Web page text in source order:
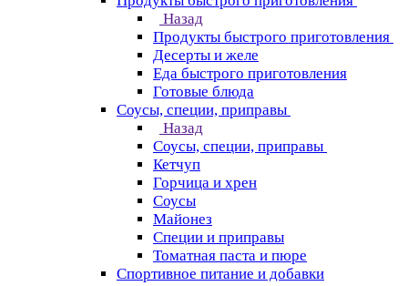
Назад
Продукты быстрого приготовления
Десерты и желе
Еда быстрого приготовления
Готовые блюда
Соусы, специи, приправы
Назад
Соусы, специи, приправы
Кетчуп
Горчица и хрен
Соусы
Майонез
Специи и приправы
Томатная паста и пюре
Спортивное питание и добавки